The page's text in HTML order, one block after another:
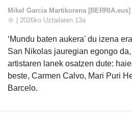
Mikel Garcia Martikorena [BERRIA.eus]
| 2026ko Uztailaren 13a
‘Mundu baten aukera' du izena
San Nikolas jauregian egongo
artistaren lanek osatzen dute:
beste, Carmen Calvo, Mari Puri
Barcelo.